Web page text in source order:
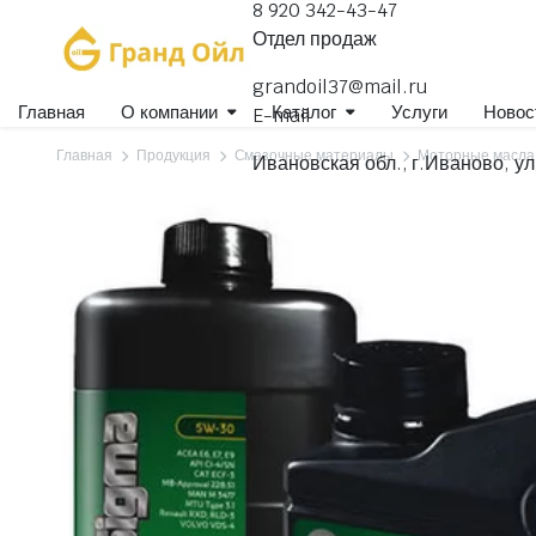
8 920 342-43-47
Отдел продаж
grandoil37@mail.ru
E-mail
Ивановская обл., г.Иваново,
Главная О компании Каталог
Гидравлические масла
Для коммерческого транспорта
Для легковых автомобилей
Масла индустриальные
Масла специального назначения
Масла швейные
Масла-теплоносители
Услуги
Главная Продукция Смазочные материалы Моторные масла